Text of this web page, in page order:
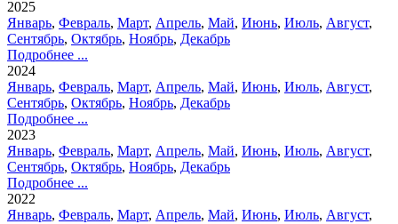
2025
Январь, Февраль, Март, Апрель, Май, Июнь, Июль, Август,
Сентябрь, Октябрь, Ноябрь, Декабрь
Подробнее ...
2024
Январь, Февраль, Март, Апрель, Май, Июнь, Июль, Август,
Сентябрь, Октябрь, Ноябрь, Декабрь
Подробнее ...
2023
Январь, Февраль, Март, Апрель, Май, Июнь, Июль, Август,
Сентябрь, Октябрь, Ноябрь, Декабрь
Подробнее ...
2022
Январь, Февраль, Март, Апрель, Май, Июнь, Июль, Август,